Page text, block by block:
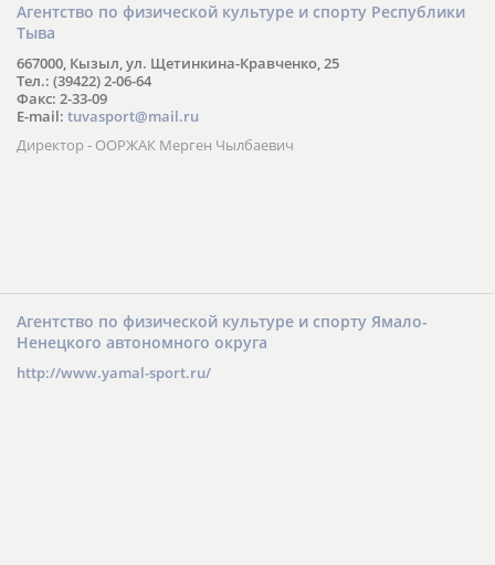
Агентство по физической культуре и спорту Республики
Тыва
667000, Кызыл, ул. Щетинкина-Кравченко, 25
Тел.: (39422) 2-06-64
Факс: 2-33-09
E-mail: tuvasport@mail.ru
Директор - ООРЖАК Мерген Чылбаевич
Агентство по физической культуре и спорту Ямало-
Ненецкого автономного округа
http://www.yamal-sport.ru/